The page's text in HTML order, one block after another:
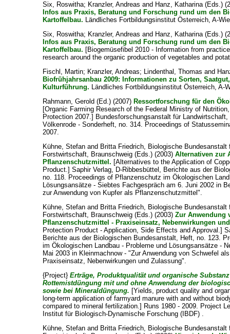
Six, Roswitha; Kranzler, Andreas and Hanz, Katharina(Eds.)
Infos aus Praxis, Beratung und Forschung rund um den
Kartoffelbau. Ländliches Fortbildungsinstitut Österreich, A-
Six, Roswitha; Kranzler, Andreas and Hanz, Katharina(Eds.)
Infos aus Praxis, Beratung und Forschung rund um den
Kartoffelbau. [Biogemüsefibel 2010 - Information from
research around the organic production of vegetables and
Fischl, Martin; Kranzler, Andreas; Lindenthal, Thomas and
Biofrühjahrsanbau 2009: Informationen zu Sorten,
Kulturführung. Ländliches Fortbildungsinstitut Österreich, A-
Rahmann, Gerold (Ed.) (2007) Ressortforschung für den
[Organic Farming Research of the Federal Ministry of
Protection 2007.] Bundesforschungsanstalt für Landwirtschaft,
Völkenrode - Sonderheft, no. 314. Proceedings of
2007.
Kühne, Stefan and Britta Friedrich, Biologische Bundesanstalt
Forstwirtschaft, Braunschweig (Eds.) (2003)Alternativen zur
Pflanzenschutzmittel. [Alternatives to the Application of
Product.] Saphir Verlag, D-Ribbesbüttel, Berichte aus der
no. 118. Proceedings of Pflanzenschutz im Ökologischen
Lösungsansätze - Siebtes Fachgespräch am 6. Juni 2002 in
zur Anwendung von Kupfer als Pflanzenschutzmittel".
Kühne, Stefan and Britta Friedrich, Biologische Bundesanstalt
Forstwirtschaft, Braunschweig (Eds.) (2003)Zur Anwendung
Pflanzenschutzmittel - Praxiseinsatz, Nebenwirkungen
Protection Product - Application, Side Effects and Approval.]
Berichte aus der Biologischen Bundesanstalt, Heft, no. 123.
im Ökologischen Landbau - Probleme und Lösungsansätze -
Mai 2003 in Kleinmachnow - "Zur Anwendung von Schwefel
Praxiseinsatz, Nebenwirkungen und Zulassung".
{Project}Erträge, Produktqualität und organische
Rottemistdüngung mit und ohne Anwendung der
sowie bei Mineraldüngung. [Yields, product quality and
long-term application of farmyard manure with and without
compared to mineral fertilization.] Runs 1980 - 2009. Project
Institut für Biologisch-Dynamische Forschung (IBDF) .
Kühne, Stefan and Britta Friedrich, Biologische Bundesanstalt